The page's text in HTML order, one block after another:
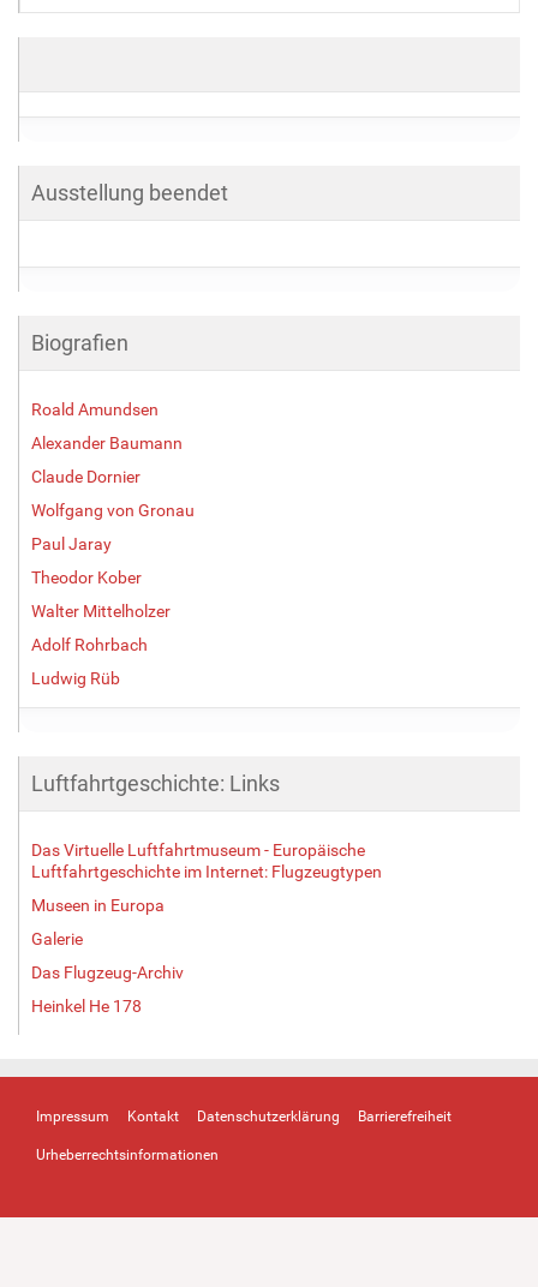
Ausstellung beendet
Biografien
Roald Amundsen
Alexander Baumann
Claude Dornier
Wolfgang von Gronau
Paul Jaray
Theodor Kober
Walter Mittelholzer
Adolf Rohrbach
Ludwig Rüb
Luftfahrtgeschichte: Links
Das Virtuelle Luftfahrtmuseum - Europäische
Luftfahrtgeschichte im Internet: Flugzeugtypen
Museen in Europa
Galerie
Das Flugzeug-Archiv
Heinkel He 178
Impressum Kontakt Datenschutzerklärung Barrierefreiheit
Urheberrechtsinformationen